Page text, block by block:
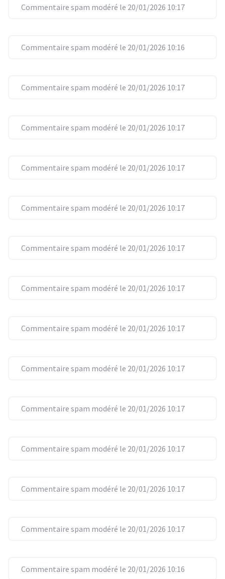
Commentaire spam modéré le 20/01/2026 10:17
Commentaire spam modéré le 20/01/2026 10:16
Commentaire spam modéré le 20/01/2026 10:17
Commentaire spam modéré le 20/01/2026 10:17
Commentaire spam modéré le 20/01/2026 10:17
Commentaire spam modéré le 20/01/2026 10:17
Commentaire spam modéré le 20/01/2026 10:17
Commentaire spam modéré le 20/01/2026 10:17
Commentaire spam modéré le 20/01/2026 10:17
Commentaire spam modéré le 20/01/2026 10:17
Commentaire spam modéré le 20/01/2026 10:17
Commentaire spam modéré le 20/01/2026 10:17
Commentaire spam modéré le 20/01/2026 10:17
Commentaire spam modéré le 20/01/2026 10:17
Commentaire spam modéré le 20/01/2026 10:16